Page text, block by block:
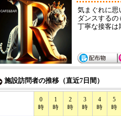
気まぐれに思
ダンスする
丁寧な接客は
施設訪問者の推移（直近7日間）
0
時
1
時
2
時
3
時
4
時
5
時